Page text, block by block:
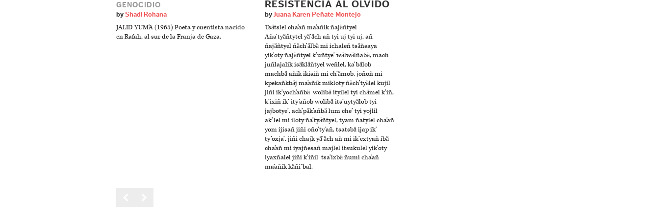
GENOCIDIO
by Shadi Rohana
JALID YUM'A (1965) Poeta y cuentista nacido
en Rafah, al sur de la Franja de Gaza.
RESISTENCIA AL OLVIDO
by Juana Karen Peñate Montejo
Tsätslel cha’añ ma’añik ñajäñtyel
Aña’tyäñtytel yä’äch añ tyi uj tyi uj, añ
ñajäñtyel ñäch’älbä mi ichaleñ tsäñsaya
yik’oty ñajäñtyel k’uñtye’ wälwälñabä, mach
juñlajalik isäkläñtyel weñlel, ka’bälob
machbä añik ikisiñ mi ch’ämob, joñoñ mi
kpekañkbäj ma’añik mikloty ñäch’tyälel kujil
jiñi ik’yoch’añbä wolibä ityilel tyi chämel k’iñ,
k’ixiñ ik’ ity’añob wolibä its’uytyälob tyi
jajbotye’, ach’päk’añbä lum che’ tyi yojlil
ak’lel mi iloty ña’tyäñtyel, tyam ñatylel cha’añ
yom ijisañ jiñi oño’ty’añ, tsatsbä ijap ik'
ty’oxja’, jiñi chajk yä’äch añ mi ik’extyañ ibä
cha’añ mi iyajñesañ majlel itsukulel yik’oty
iyaxñalel jiñi k’iñil tsa’ixbä ñumi cha’añ
ma’añik käñi’bal.